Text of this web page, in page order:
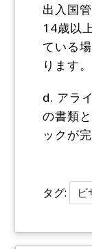
出入国
14歳以
ている
ります。
d. アラ
の書類
ックが
タグ: ビ